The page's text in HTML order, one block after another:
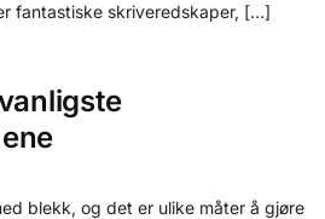
fantastiske skriveredskaper, […]
blekk, og det er ulike måter å gjøre